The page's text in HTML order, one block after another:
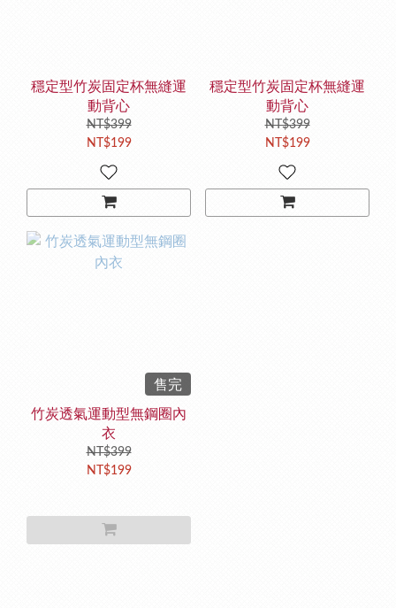
穩定型竹炭固定杯無縫運
動背心
NT$399
NT$199
穩定型竹炭固定杯無縫運
動背心
NT$399
NT$199
售完
竹炭透氣運動型無鋼圈內
衣
NT$399
NT$199